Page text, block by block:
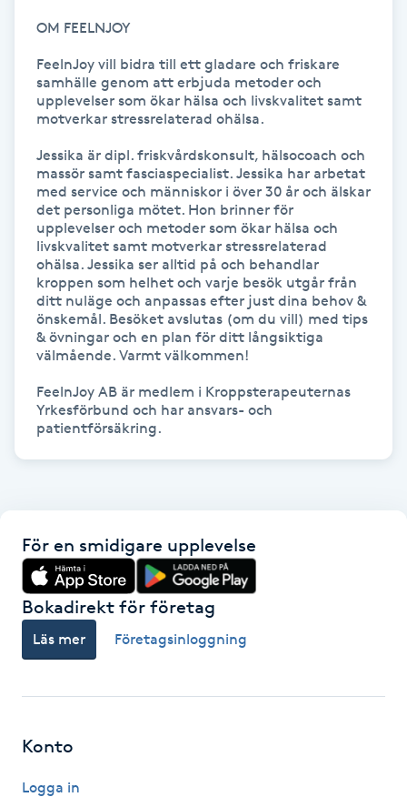
Klippning
Klippning & Slingor
Klippning ungdom
Koppningsmassage
Kosmetisk tatuering
Kostrådgivning
Kroppsinpackning
Käkledsbehandling
Laserbehandling
Lashlift Keratin
LED-ljusterapi
OM FEELNJOY
FeelnJoy vill bidra till ett gladare och friskare
samhälle genom att erbjuda metoder och
upplevelser som ökar hälsa och livskvalitet samt
motverkar stressrelaterad ohälsa.
Jessika är dipl. friskvårdskonsult, hälsocoach och
massör samt fasciaspecialist. Jessika har arbetat
med service och människor i över 30 år och älskar
det personliga mötet. Hon brinner för
upplevelser och metoder som ökar hälsa och
livskvalitet samt motverkar stressrelaterad
ohälsa. Jessika ser alltid på och behandlar
kroppen som helhet och varje besök utgår från
ditt nuläge och anpassas efter just dina behov &
önskemål. Besöket avslutas (om du vill) med tips
& övningar och en plan för ditt långsiktiga
välmående. Varmt välkommen!
FeelnJoy AB är medlem i Kroppsterapeuternas
Yrkesförbund och har ansvars- och
För en smidigare upplevelse
Bokadirekt för företag
Läs mer Företagsinloggning
Konto
Logga in